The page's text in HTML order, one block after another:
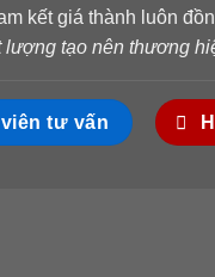
kết giá thành luôn
lượng tạo nên thương
tư vấn